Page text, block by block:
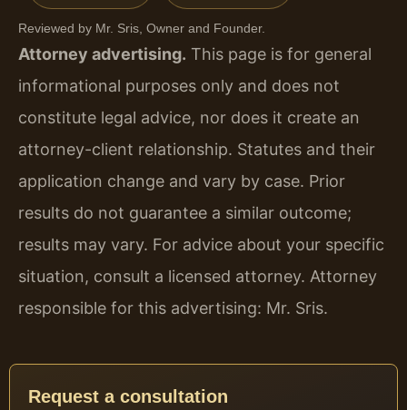
Reviewed by Mr. Sris, Owner and Founder.
Attorney advertising. This page is for general
informational purposes only and does not
constitute legal advice, nor does it create an
attorney-client relationship. Statutes and their
application change and vary by case. Prior
results do not guarantee a similar outcome;
results may vary. For advice about your specific
situation, consult a licensed attorney. Attorney
responsible for this advertising: Mr. Sris.
Request a consultation